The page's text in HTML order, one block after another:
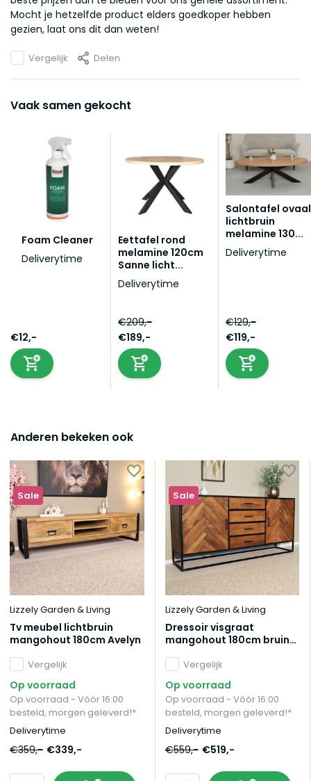
Mocht je hetzelfde product elders goedkoper hebben
gezien, laat ons dit dan weten!
Vergelijk Delen
Vaak samen gekocht
Foam Cleaner
Deliverytime
€12,-
Eettafel rond
melamine 120cm
Sanne licht...
Deliverytime
€209,-
€189,-
Salontafel ovaal
lichtbruin
melamine 130...
Deliverytime
€129,-
€119,-
Anderen bekeken ook
Sale
Lizzely Garden & Living
Tv meubel lichtbruin
mangohout 180cm Avelyn
Vergelijk
Op voorraad
Op voorraad - Vóór 16:00
besteld, morgen geleverd!*
Deliverytime
€359,- €339,-
Sale
Lizzely Garden & Living
Dressoir visgraat
mangohout 180cm bruin
Vergelijk
Op voorraad
Op voorraad - Vóór 16:00
besteld, morgen geleverd!*
Deliverytime
€559,- €519,-